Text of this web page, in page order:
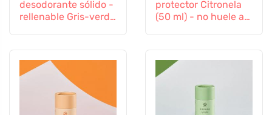
desodorante sólido -
rellenable Gris-verde
protector Citronela
(50 ml) - no huele a